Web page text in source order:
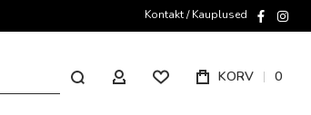
Kontakt / Kauplused
Otsing
MINU KONTO KORV 0